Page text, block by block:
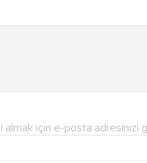
almak için e-posta adresinizi